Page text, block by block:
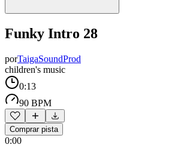
Funky Intro 28
porTaigaSoundProd
children's music
0:13
90 BPM
Comprar pista
0:00